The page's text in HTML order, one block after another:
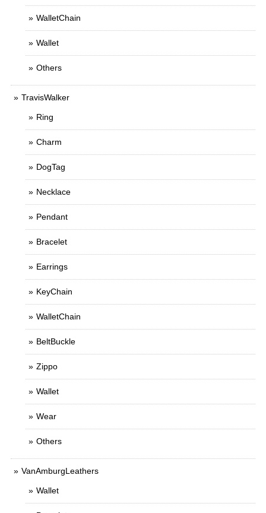
WalletChain
Wallet
Others
TravisWalker
Ring
Charm
DogTag
Necklace
Pendant
Bracelet
Earrings
KeyChain
WalletChain
BeltBuckle
Zippo
Wallet
Wear
Others
VanAmburgLeathers
Wallet